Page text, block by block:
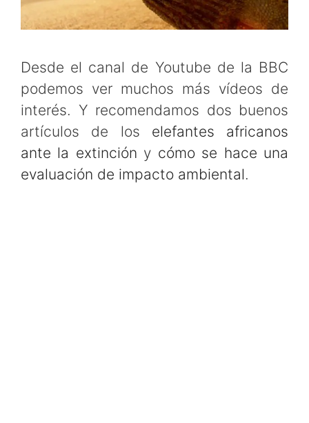
Desde el canal de Youtube de la BBC
podemos ver muchos más vídeos de
interés. Y recomendamos dos buenos
artículos de los elefantes africanos
ante la extinción y cómo se hace una
evaluación de impacto ambiental.